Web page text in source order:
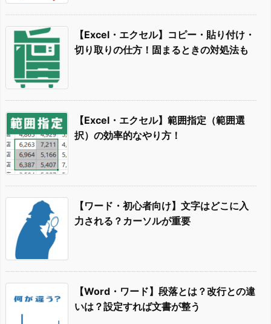
【Excel・エクセル】コピー・貼り付け・
切り取りの仕方！固まるときの対処法も
【Excel・エクセル】範囲指定（範囲選
択）の効率的なやり方！
【ワード・初心者向け】文字はどこに入
力される？カーソルが重要
【Word・ワード】段落とは？改行との違
いは？設定すれば文書が整う